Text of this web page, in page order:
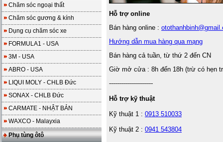
Chăm sóc ngoại thất
Chăm sóc gương & kính
Dụng cụ chăm sóc xe
FORMULA1 - USA
3M - USA
ABRO - USA
LIQUI MOLY - CHLB Đức
SONAX - CHLB Đức
CARMATE - NHẬT BẢN
WAXCO - Malayxia
Phụ tùng ôtô
Hỗ trợ online
Bán hàng online :
Hướng dẫn mua hàng qua mạng
Bán hàng cả tuần, từ thứ 2 đến CN
Giờ mở cửa : 8h đến 18h (trừ có hẹn
----------------------
Hỗ trợ kỹ thuật
Kỹ thuật 1 : 0913 510033
Kỹ thuật 2 : 0941 543804